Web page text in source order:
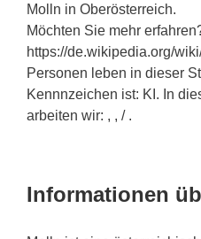
Molln in Oberösterreich.
Möchten Sie mehr
https://de.wikipedia.org/
Personen leben in dieser
Kennnzeichen ist: KI. In
arbeiten wir: , , / .
Informationen